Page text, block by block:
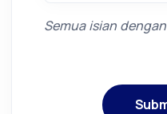
Semua isian